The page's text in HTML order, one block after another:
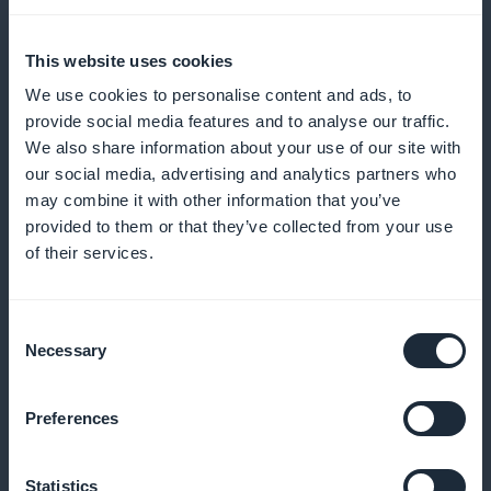
This website uses cookies
We use cookies to personalise content and ads, to
provide social media features and to analyse our traffic.
We also share information about your use of our site with
our social media, advertising and analytics partners who
may combine it with other information that you’ve
provided to them or that they’ve collected from your use
of their services.
Selection
Necessary
Preferences
Statistics
antallet af aflysninger og opmuntre til regelmæssige
bookinger
Loyalitetsprogram for dine kunder